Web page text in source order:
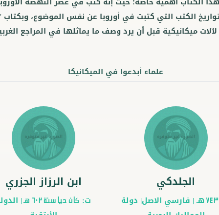
الكتب التي كتبت في أوروبا عن نفس الموضوع،
ميكانيكية قبل أن يرد وصف ما يماثلها في المراجع
علماء أبدعوا في الميكانيكا
الجلدكي
743 هـ | فارسي الاصل| دولة
ابن الرزاز الجزري
ت: كان حيًا سنة 602 هـ |